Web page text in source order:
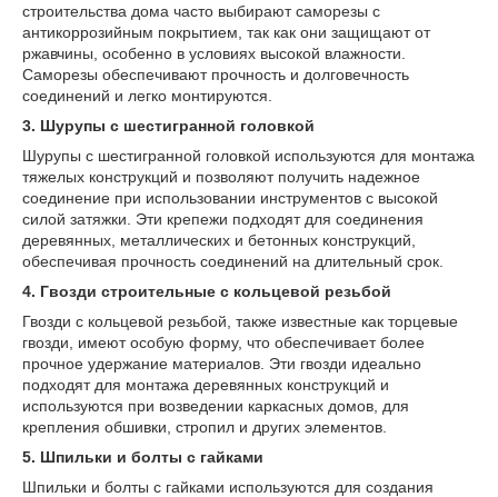
строительства дома часто выбирают саморезы с
антикоррозийным покрытием, так как они защищают от
ржавчины, особенно в условиях высокой влажности.
Саморезы обеспечивают прочность и долговечность
соединений и легко монтируются.
3. Шурупы с шестигранной головкой
Шурупы с шестигранной головкой используются для монтажа
тяжелых конструкций и позволяют получить надежное
соединение при использовании инструментов с высокой
силой затяжки. Эти крепежи подходят для соединения
деревянных, металлических и бетонных конструкций,
обеспечивая прочность соединений на длительный срок.
4. Гвозди строительные с кольцевой резьбой
Гвозди с кольцевой резьбой, также известные как торцевые
гвозди, имеют особую форму, что обеспечивает более
прочное удержание материалов. Эти гвозди идеально
подходят для монтажа деревянных конструкций и
используются при возведении каркасных домов, для
крепления обшивки, стропил и других элементов.
5. Шпильки и болты с гайками
Шпильки и болты с гайками используются для создания